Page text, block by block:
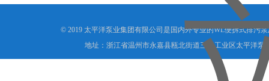
© 2019 太平洋泵业集团有限公司是国内外专业的WL便拆式排污
地址：浙江省温州市永嘉县瓯北街道三桥工业区太平洋泵